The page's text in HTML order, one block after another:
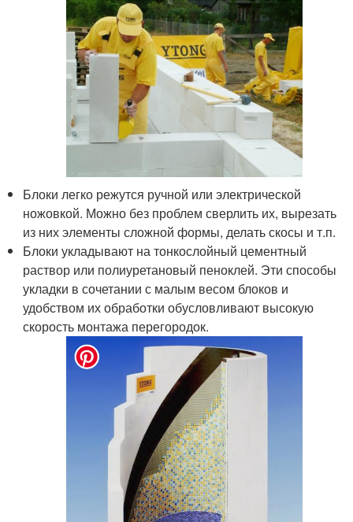
Блоки легко режутся ручной или электрической
ножовкой. Можно без проблем сверлить их, вырезать
из них элементы сложной формы, делать скосы и т.п.
Блоки укладывают на тонкослойный цементный
раствор или полиуретановый пеноклей. Эти способы
укладки в сочетании с малым весом блоков и
удобством их обработки обусловливают высокую
скорость монтажа перегородок.